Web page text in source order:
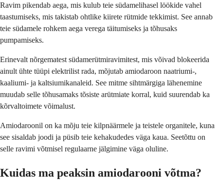
Ravim pikendab aega, mis kulub teie südamelihasel löökide vahel
taastumiseks, mis takistab ohtlike kiirete rütmide tekkimist. See annab
teie südamele rohkem aega verega täitumiseks ja tõhusaks
pumpamiseks.
Erinevalt nõrgematest südamerütmiravimitest, mis võivad blokeerida
ainult ühte tüüpi elektrilist rada, mõjutab amiodaroon naatriumi-,
kaaliumi- ja kaltsiumikanaleid. See mitme sihtmärgiga lähenemine
muudab selle tõhusamaks tõsiste arütmiate korral, kuid suurendab ka
kõrvaltoimete võimalust.
Amiodaroonil on ka mõju teie kilpnäärmele ja teistele organitele, kuna
see sisaldab joodi ja püsib teie kehakudedes väga kaua. Seetõttu on
selle ravimi võtmisel regulaarne jälgimine väga oluline.
Kuidas ma peaksin amiodarooni võtma?